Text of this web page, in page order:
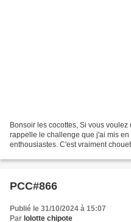
Bonsoir les cocottes, Si vous
rappelle le challenge que j'ai mis
enthousiastes. C'est vraiment
PCC#866
Publié le 31/10/2024 à 15:07
Par lolotte chipote